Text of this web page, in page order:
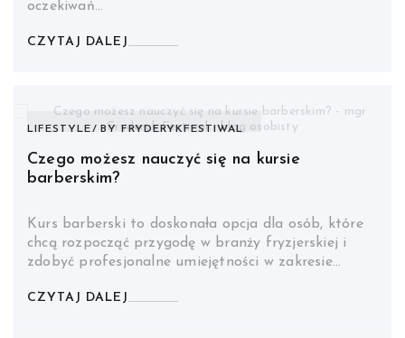
oczekiwań…
CZYTAJ DALEJ
LIFESTYLE BY FRYDERYKFESTIWAL
Czego możesz nauczyć się na kursie
barberskim?
Kurs barberski to doskonała opcja dla osób, które
chcą rozpocząć przygodę w branży fryzjerskiej i
zdobyć profesjonalne umiejętności w zakresie…
CZYTAJ DALEJ